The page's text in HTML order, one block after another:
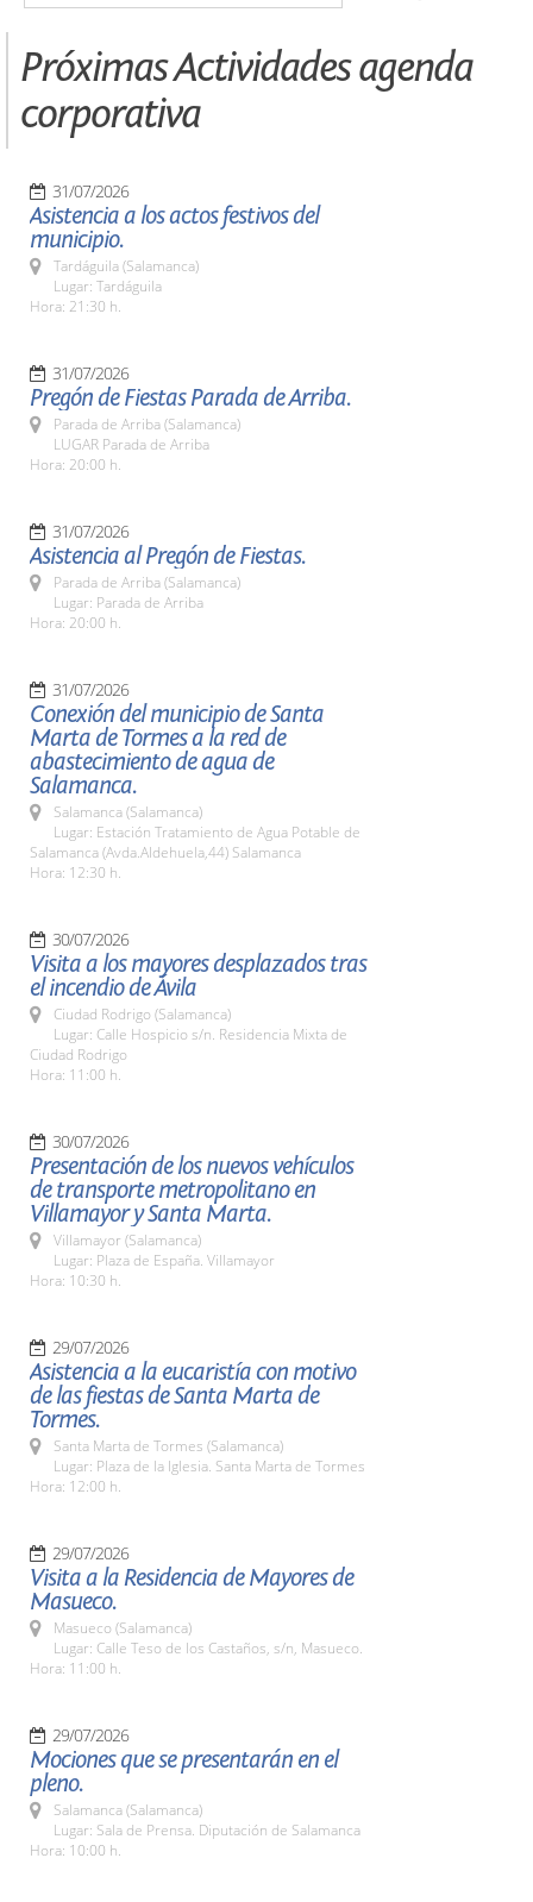
Próximas Actividades agenda
corporativa
31/07/2026
Asistencia a los actos festivos del
municipio.
Tardáguila (Salamanca)
Lugar: Tardáguila
Hora: 21:30 h.
31/07/2026
Pregón de Fiestas Parada de Arriba.
Parada de Arriba (Salamanca)
LUGAR Parada de Arriba
Hora: 20:00 h.
31/07/2026
Asistencia al Pregón de Fiestas.
Parada de Arriba (Salamanca)
Lugar: Parada de Arriba
Hora: 20:00 h.
31/07/2026
Conexión del municipio de Santa
Marta de Tormes a la red de
abastecimiento de agua de
Salamanca.
Salamanca (Salamanca)
Lugar: Estación Tratamiento de Agua Potable de
Salamanca (Avda.Aldehuela,44) Salamanca
Hora: 12:30 h.
30/07/2026
Visita a los mayores desplazados tras
el incendio de Ávila
Ciudad Rodrigo (Salamanca)
Lugar: Calle Hospicio s/n. Residencia Mixta de
Ciudad Rodrigo
Hora: 11:00 h.
30/07/2026
Presentación de los nuevos vehículos
de transporte metropolitano en
Villamayor y Santa Marta.
Villamayor (Salamanca)
Lugar: Plaza de España. Villamayor
Hora: 10:30 h.
29/07/2026
Asistencia a la eucaristía con motivo
de las fiestas de Santa Marta de
Tormes.
Santa Marta de Tormes (Salamanca)
Lugar: Plaza de la Iglesia. Santa Marta de Tormes
Hora: 12:00 h.
29/07/2026
Visita a la Residencia de Mayores de
Masueco.
Masueco (Salamanca)
Lugar: Calle Teso de los Castaños, s/n, Masueco.
Hora: 11:00 h.
29/07/2026
Mociones que se presentarán en el
pleno.
Salamanca (Salamanca)
Lugar: Sala de Prensa. Diputación de Salamanca
Hora: 10:00 h.